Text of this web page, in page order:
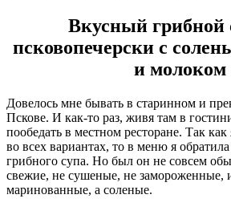
Вкусный грибной
псковопечерски с
и молоком
Довелось мне бывать в старинном и
Пскове. И как-то раз, живя там в
пообедать в местном ресторане. Так
во всех вариантах, то в меню я
грибного супа. Но был он не совсем
свежие, не сушеные, не замороженные,
маринованные, а соленые.